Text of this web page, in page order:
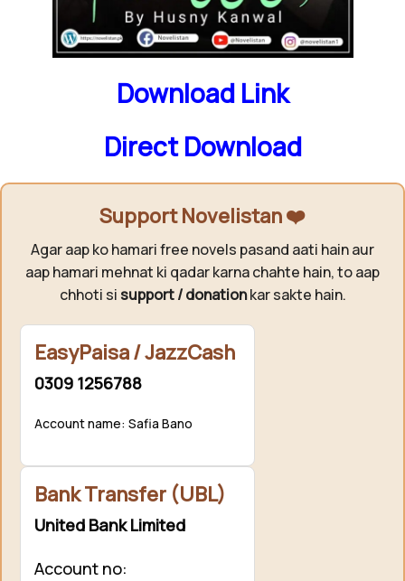
Download Link
Direct Download
Support Novelistan ❤️
Agar aap ko hamari free novels pasand aati hain aur
aap hamari mehnat ki qadar karna chahte hain, to aap
chhoti si support / donationkar sakte hain.
EasyPaisa / JazzCash
0309 1256788
Account name: Safia Bano
Bank Transfer (UBL)
United Bank Limited
Account no: